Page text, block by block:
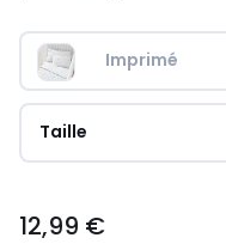
Imprimé
Taille
€.
12,99 €